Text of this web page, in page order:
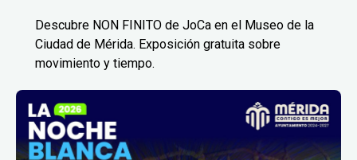
Descubre NON FINITO de JoCa en el Museo de la
Ciudad de Mérida. Exposición gratuita sobre
movimiento y tiempo.